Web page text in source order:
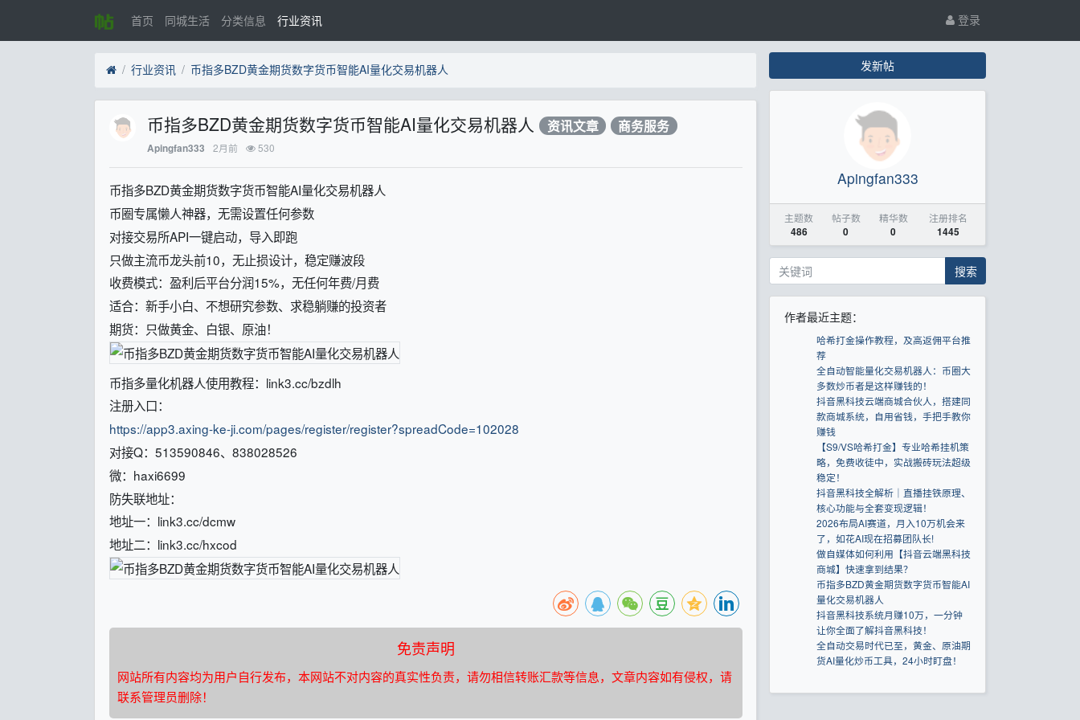
首页 同城生活 分类信息 行业资讯 登录
行业资讯 币指多BZD黄金期货数字货币智能AI量化交易机器人
币指多BZD黄金期货数字货币智能AI量化交易机器人 资讯文章 商务服务
Apingfan333 2月前 530
币指多BZD黄金期货数字货币智能AI量化交易机器人
币圈专属懒人神器，无需设置任何参数
对接交易所API一键启动，导入即跑
只做主流币龙头前10，无止损设计，稳定赚波段
收费模式：盈利后平台分润15%，无任何年费/月费
适合：新手小白、不想研究参数、求稳躺赚的投资者
期货：只做黄金、白银、原油！
币指多量化机器人使用教程：link3.cc/bzdlh
注册入口：
https://app3.axing-ke-ji.com/pages/register/register?spreadCode=102028
对接Q：513590846、838028526
微：haxi6699
防失联地址：
地址一：link3.cc/dcmw
地址二：link3.cc/hxcod
免责声明
网站所有内容均为用户自行发布，本网站不对内容的真实性负责，请勿相信转账汇款等信息，文章内容如有侵权，请
联系管理员删除！
发新帖
Apingfan333
主题数
486
帖子数
0
精华数
0
注册排名
1445
搜索
作者最近主题：
哈希打金操作教程，及高返佣平台推
荐
全自动智能量化交易机器人：币圈大
多数炒币者是这样赚钱的！
抖音黑科技云端商城合伙人，搭建同
款商城系统，自用省钱，手把手教你
赚钱
【S9/VS哈希打金】专业哈希挂机策
略，免费收徒中，实战搬砖玩法超级
稳定！
抖音黑科技全解析｜直播挂铁原理、
核心功能与全套变现逻辑！
2026布局AI赛道，月入10万机会来
了，如花AI现在招募团队长!
做自媒体如何利用【抖音云端黑科技
商城】快速拿到结果？
币指多BZD黄金期货数字货币智能AI
量化交易机器人
抖音黑科技系统月赚10万，一分钟
让你全面了解抖音黑科技！
全自动交易时代已至，黄金、原油期
货AI量化炒币工具，24小时盯盘！